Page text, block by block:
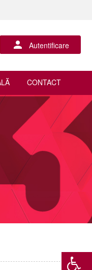
Autentificare
CONTACT